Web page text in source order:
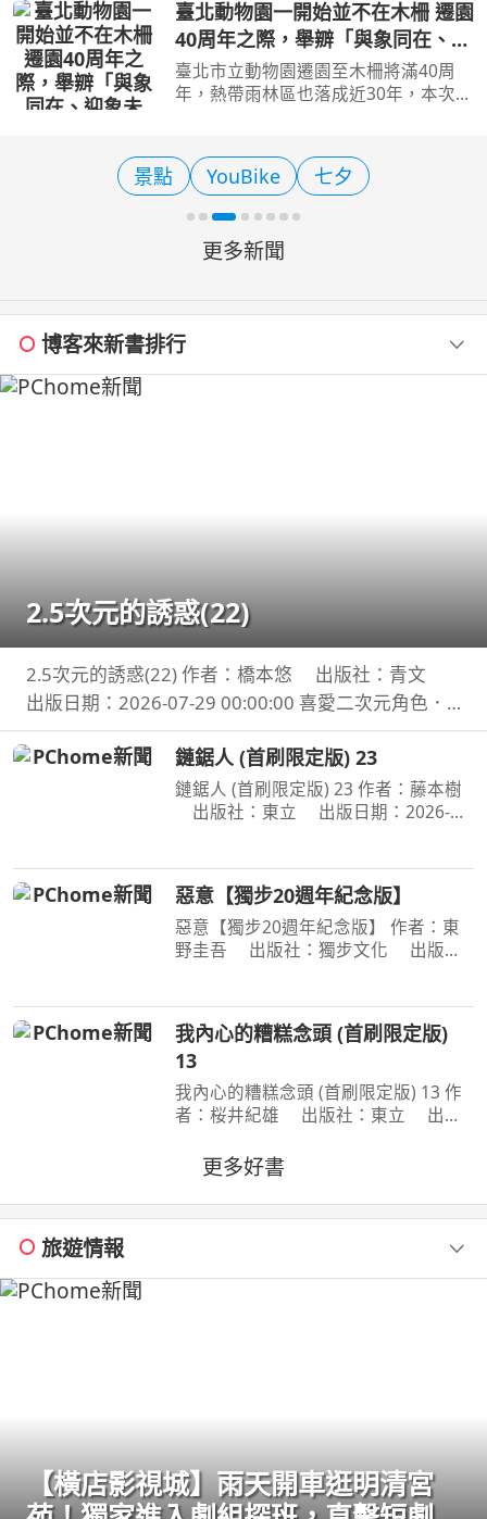
地、欣賞蘭花之美，串聯多元的特色體
驗，為親子時光留下滿滿
臺北動物園一開始並不在木柵 遷園
40周年之際，舉辧「與象同在、迎
象未來」特展！
臺北市立動物園遷園至木柵將滿40周
年，熱帶雨林區也落成近30年，本次特
段生而言，幾乎會理所當然地認為「台
北動物園本來就在木柵」，
景點 YouBike 七夕
更多新聞
博客來新書排行
2.5次元的誘惑(22)
2.5次元的誘惑(22) 作者：橋本悠 出版社：青文
出版日期：2026-07-29 00:00:00 喜愛二次元角色．
莉莉艾露的奧村。今年漫畫研究社成員們再次享受了
暑假集訓，不過奧村卻暗自煩惱著，懷疑自己是否變
鏈鋸人 (首刷限定版) 23
鏈鋸人 (首刷限定版) 23 作者：藤本樹
出版社：東立 出版日期：2026-
與此同時想消除死之惡魔的公安也企圖
與淀治接觸。夾在兩
惡意【獨步20週年紀念版】
惡意【獨步20週年紀念版】 作者：東
野圭吾 出版社：獨步文化 出版日
惡意！」 「加賀恭一郎系列」日本暢
銷突破1,000萬冊！ 銷量
我內心的糟糕念頭 (首刷限定版)
13
我內心的糟糕念頭 (首刷限定版) 13 作
者：桜井紀雄 出版社：東立 出版
開始同居？時間是測驗即將到來的寒
假。京太郎居然面臨得到山田家寄住的
狀況！住在同一個屋簷
更多好書
旅遊情報
【橫店影視城】雨天開車逛明清宮